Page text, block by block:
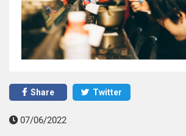
Share Twitter
07/06/2022